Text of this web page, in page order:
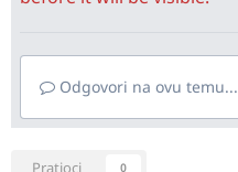
Odgovori na ovu temu...
Pratioci 0